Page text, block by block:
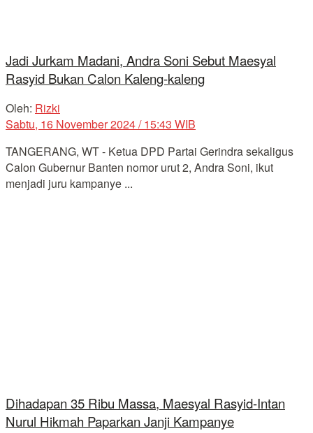
Jadi Jurkam Madani, Andra Soni Sebut Maesyal
Rasyid Bukan Calon Kaleng-kaleng
Oleh: Rizki
Sabtu, 16 November 2024 / 15:43 WIB
TANGERANG, WT - Ketua DPD Partai Gerindra sekaligus
Calon Gubernur Banten nomor urut 2, Andra Soni, ikut
menjadi juru kampanye ...
Dihadapan 35 Ribu Massa, Maesyal Rasyid-Intan
Nurul Hikmah Paparkan Janji Kampanye